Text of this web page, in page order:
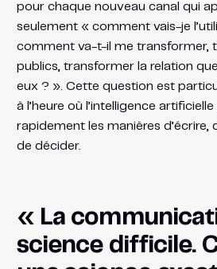
pour chaque nouveau canal qui
seulement « comment vais-je
comment va-t-il me transformer,
publics, transformer la relation
eux ? ». Cette question est
à l’heure où l’intelligence
rapidement les manières d’écrire,
de décider.
« La
science difficile.